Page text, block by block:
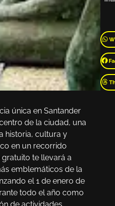
única en Santander
de la ciudad, una
historia, cultura y
en un recorrido
te llevará a
emblemáticos de la
el 1 de enero de
todo el año como
de actividades